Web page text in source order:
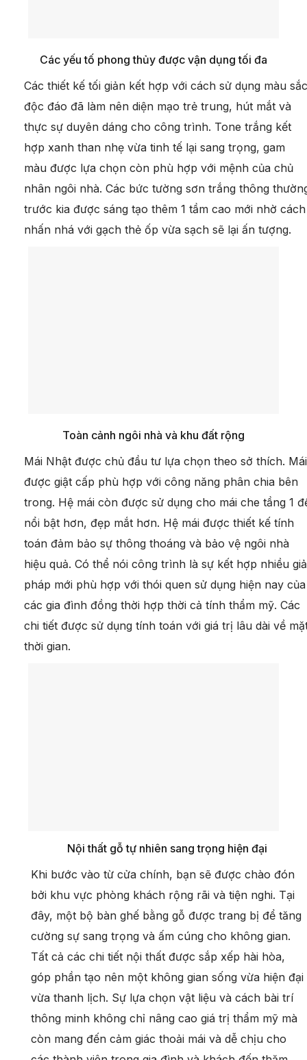
Các yếu tố phong thủy được vận dụng tối đa
Các thiết kế tối giản kết hợp với cách sử dụng màu sắc
độc đáo đã làm nên diện mạo trẻ trung, hút mắt và
thực sự duyên dáng cho công trình. Tone trắng kết
hợp xanh than nhẹ vừa tinh tế lại sang trọng, gam
màu được lựa chọn còn phù hợp với mệnh của chủ
nhân ngôi nhà. Các bức tường sơn trắng thông
trước kia được sáng tạo thêm 1 tầm cao mới nhờ cách
nhấn nhá với gạch thẻ ốp vừa sạch sẽ lại ấn tượng.
Toàn cảnh ngôi nhà và khu đất rộng
Mái Nhật được chủ đầu tư lựa chọn theo sở thích. Mái
được giật cấp phù hợp với công năng phân chia bên
trong. Hệ mái còn được sử dụng cho mái che tầng 1
nổi bật hơn, đẹp mắt hơn. Hệ mái được thiết kế tính
toán đảm bảo sự thông thoáng và bảo vệ ngôi nhà
hiệu quả. Có thể nói công trình là sự kết hợp nhiều
pháp mới phù hợp với thói quen sử dụng hiện nay của
các gia đình đồng thời hợp thời cả tính thẩm mỹ. Các
chi tiết được sử dụng tính toán với giá trị lâu dài về
thời gian.
Nội thất gỗ tự nhiên sang trọng hiện đại
Khi bước vào từ cửa chính, bạn sẽ được chào đón
bởi khu vực phòng khách rộng rãi và tiện nghi. Tại
đây, một bộ bàn ghế bằng gỗ được trang bị để tăng
cường sự sang trọng và ấm cúng cho không gian.
Tất cả các chi tiết nội thất được sắp xếp hài hòa,
góp phần tạo nên một không gian sống vừa hiện đại
vừa thanh lịch. Sự lựa chọn vật liệu và cách bài trí
thông minh không chỉ nâng cao giá trị thẩm mỹ mà
còn mang đến cảm giác thoải mái và dễ chịu cho